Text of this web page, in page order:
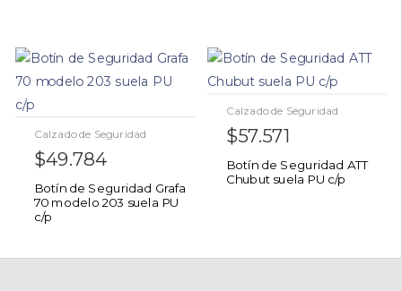
Calzado de Seguridad
$49.784
Botín de Seguridad Grafa
70 modelo 203 suela PU
c/p
Calzado de Seguridad
$57.571
Botín de Seguridad ATT
Chubut suela PU c/p